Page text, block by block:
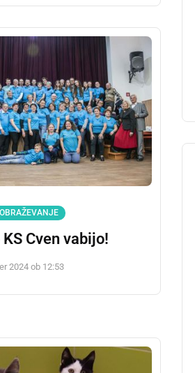
KS Cven vabijo!
2024 ob 12:53